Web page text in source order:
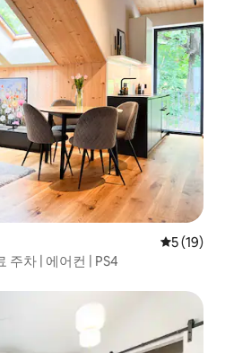
평점 5점
5 (19)
주차 | 에어컨 | PS4